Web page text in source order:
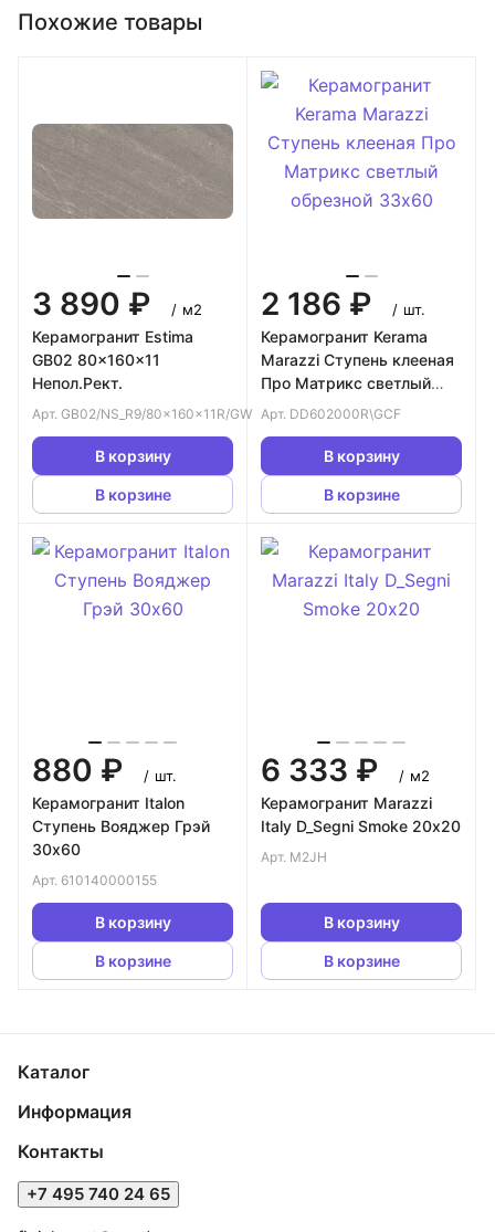
Похожие товары
3 890 ₽ / м2
Керамогранит Estima
GB02 80x160x11
Непол.Рект.
Арт. GB02/NS_R9/80x160x11R/GW
В корзину
В корзине
2 186 ₽ / шт.
Керамогранит Kerama
Marazzi Ступень клееная
Про Матрикс светлый
обрезной 33х60
Арт. DD602000R\GCF
В корзину
В корзине
880 ₽ / шт.
Керамогранит Italon
Ступень Вояджер Грэй
30х60
Арт. 610140000155
В корзину
В корзине
6 333 ₽ / м2
Керамогранит Marazzi
Italy D_Segni Smoke 20х20
Арт. M2JH
В корзину
В корзине
Каталог
Информация
Контакты
+7 495 740 24 65